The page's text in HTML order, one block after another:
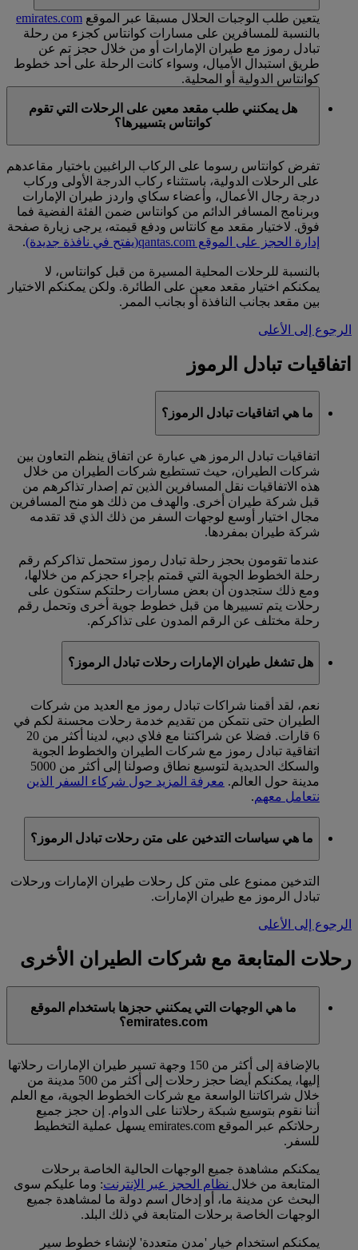
يتعين طلب الوجبات الحلال مسبقا عبر الموقع emirates.com
بالنسبة للمسافرين على مسارات كوانتاس كجزء من رحلة
تبادل رموز مع طيران الإمارات أو من خلال حجز تم عن
طريق استبدال الأميال، وسواء كانت الرحلة على أحد خطوط
كوانتاس الدولية أو المحلية.
هل يمكنني طلب مقعد معين على الرحلات التي تقوم
كوانتاس بتسييرها؟
تفرض كوانتاس رسوما على الركاب الراغبين باختيار مقاعدهم
على الرحلات الدولية، باستثناء ركاب الدرجة الأولى وركاب
درجة رجال الأعمال، وأعضاء سكاي واردز طيران الإمارات
وبرنامج المسافر الدائم من كوانتاس ضمن الفئة الفضية فما
فوق. لاختيار مقعد مع كانتاس ودفع قيمته، يرجى زيارة صفحة
إدارة الحجز على الموقع qantas.com
(يفتح في نافذة جديدة).
بالنسبة للرحلات المحلية المسيرة من قبل كوانتاس، لا
يمكنكم اختيار مقعد معين على الطائرة. ولكن يمكنكم الاختيار
بين مقعد بجانب النافذة أو بجانب الممر.
الرجوع إلى الأعلى
اتفاقيات تبادل الرموز
ما هي اتفاقيات تبادل الرموز؟
اتفاقيات تبادل الرموز هي عبارة عن اتفاق ينظم التعاون بين
شركات الطيران، حيث تستطيع شركات الطيران من خلال
هذه الاتفاقيات نقل المسافرين الذين تم إصدار تذاكرهم من
قبل شركة طيران أخرى. والهدف من ذلك هو منح المسافرين
مجال اختيار أوسع لوجهات السفر من ذلك الذي قد تقدمه
شركة طيران بمفردها.
عندما تقومون بحجز رحلة تبادل رموز ستحمل تذاكركم رقم
رحلة الخطوط الجوية التي قمتم بإجراء حجزكم من خلالها،
ومع ذلك ستجدون أن بعض مسارات رحلتكم ستكون على
رحلات يتم تسييرها من قبل خطوط جوية أخرى وتحمل رقم
رحلة مختلف عن الرقم المدون على تذاكركم.
هل تشغل طيران الإمارات رحلات تبادل الرموز؟
نعم، لقد أقمنا شراكات تبادل رموز مع العديد من شركات
الطيران حتى نتمكن من تقديم خدمة رحلات محسنة لكم في
6 قارات. فضلا عن شراكتنا مع فلاي دبي، لدينا أكثر من 20
اتفاقية تبادل رموز مع شركات الطيران والخطوط الجوية
والسكك الحديدية لتوسيع نطاق وصولنا إلى أكثر من 5000
مدينة حول العالم. معرفة المزيد حول شركاء السفر الذين
نتعامل معهم.
ما هي سياسات التدخين على متن رحلات تبادل الرموز؟
التدخين ممنوع على متن كل رحلات طيران الإمارات ورحلات
تبادل الرموز مع طيران الإمارات.
الرجوع إلى الأعلى
رحلات المتابعة مع شركات الطيران الأخرى
ما هي الوجهات التي يمكنني حجزها باستخدام الموقع
emirates.com؟
بالإضافة إلى أكثر من 150 وجهة تسير طيران الإمارات رحلاتها
إليها، يمكنكم أيضا حجز رحلات إلى أكثر من 500 مدينة من
خلال شراكاتنا الواسعة مع شركات الخطوط الجوية، مع العلم
أننا نقوم بتوسيع شبكة رحلاتنا على الدوام. إن حجز جميع
رحلاتكم عبر الموقع emirates.com يسهل عملية التخطيط
للسفر.
يمكنكم مشاهدة جميع الوجهات الحالية الخاصة برحلات
المتابعة من خلال نظام الحجز عبر الإنترنت: وما عليكم سوى
البحث عن مدينة ما، أو إدخال اسم دولة ما لمشاهدة جميع
الوجهات الخاصة برحلات المتابعة في ذلك البلد.
يمكنكم استخدام خيار 'مدن متعددة' لإنشاء خطوط سير